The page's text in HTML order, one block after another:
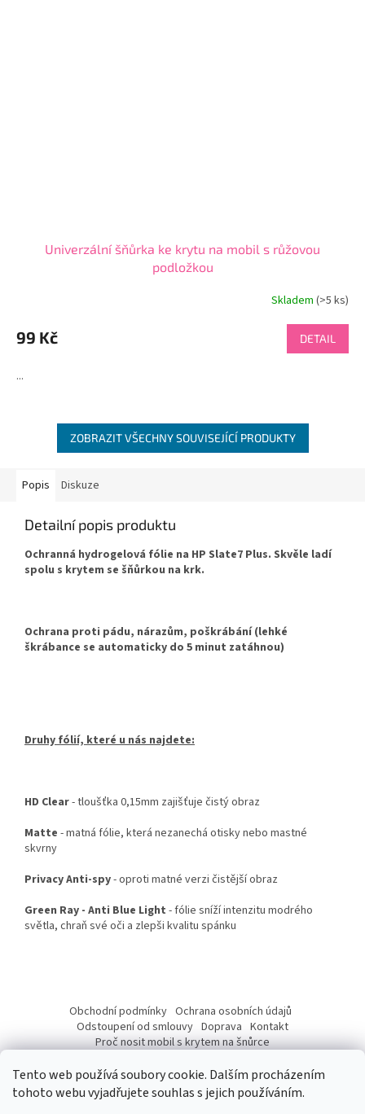
Tento web používá soubory cookie. Dalším procházením
tohoto webu vyjadřujete souhlas s jejich používáním.
Univerzální šňůrka ke krytu na mobil s růžovou
podložkou
Skladem (>5 ks)
99 Kč DETAIL
...
ZOBRAZIT VŠECHNY SOUVISEJÍCÍ PRODUKTY
Popis Diskuze
Detailní popis produktu
Ochranná hydrogelová fólie na HP Slate7 Plus. Skvěle ladí
spolu s krytem se šňůrkou na krk.
Ochrana proti pádu, nárazům, poškrábání (lehké
škrábance se automaticky do 5 minut zatáhnou)
Druhy fólií, které u nás najdete:
HD Clear- tloušťka 0,15mm zajišťuje čistý obraz
Matte - matná fólie, která nezanechá otisky nebo mastné
skvrny
Privacy Anti-spy- oproti matné verzi čistější obraz
Green Ray - Anti Blue Light - fólie sníží intenzitu modrého
světla, chraň své oči a zlepši kvalitu spánku
a
Obchodní podmínky Ochrana osobních údajů
Odstoupení od smlouvy Doprava Kontakt
Proč nosit mobil s krytem na šnůrce